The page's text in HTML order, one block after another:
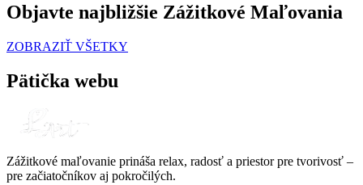
Objavte najbližšie Zážitkové Maľovania
ZOBRAZIŤ VŠETKY
Pätička webu
Zážitkové maľovanie prináša relax, radosť a priestor pre tvorivosť –
pre začiatočníkov aj pokročilých.